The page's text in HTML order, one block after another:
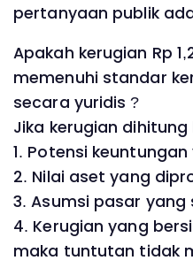
pertanyaan publik
Apakah kerugian Rp
memenuhi standar
secara yuridis ?
Jika kerugian
1. Potensi
2. Nilai aset yang
3. Asumsi pasar
4. Kerugian yang
maka tuntutan tidak